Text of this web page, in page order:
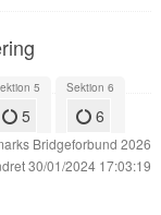
5
5
Sektion 6
6
Bridgeforbund 2026
30/01/2024 17:03:19